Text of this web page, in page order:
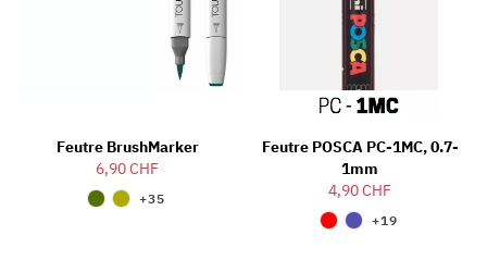
Feutre BrushMarker
6,90 CHF
+35
Feutre POSCA PC-1MC, 0.7-
1mm
4,90 CHF
+19